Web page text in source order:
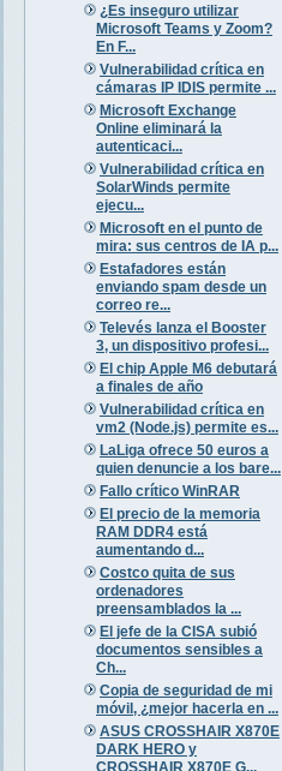
¿Es inseguro utilizar
Microsoft Teams y Zoom?
En F...
Vulnerabilidad crítica en
cámaras IP IDIS permite ...
Microsoft Exchange
Online eliminará la
autenticaci...
Vulnerabilidad crítica en
SolarWinds permite
ejecu...
Microsoft en el punto de
mira: sus centros de IA p...
Estafadores están
enviando spam desde un
correo re...
Televés lanza el Booster
3, un dispositivo profesi...
El chip Apple M6 debutará
a finales de año
Vulnerabilidad crítica en
vm2 (Node.js) permite es...
LaLiga ofrece 50 euros a
quien denuncie a los bare...
Fallo crítico WinRAR
El precio de la memoria
RAM DDR4 está
aumentando d...
Costco quita de sus
ordenadores
preensamblados la ...
El jefe de la CISA subió
documentos sensibles a
Ch...
Copia de seguridad de mi
móvil, ¿mejor hacerla en ...
ASUS CROSSHAIR X870E
DARK HERO y
CROSSHAIR X870E G...